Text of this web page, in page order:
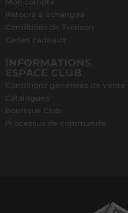
Retours & échanges
Conditions de livraison
Cartes cadeaux
INFORMATIONS
ESPACE CLUB
Conditions générales de vente
Catalogues
Boutique Club
Processus de commande